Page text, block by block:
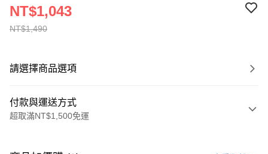
NT$1,490
NT$1,043
請選擇商品選項
付款與運送方式
超取滿NT$1,500免運